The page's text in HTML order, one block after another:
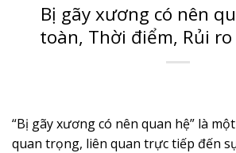
Bị gãy xương có nên
toàn, Thời điểm, Rủi
“Bị gãy xương có nên quan hệ” là
quan trọng, liên quan trực tiếp đến